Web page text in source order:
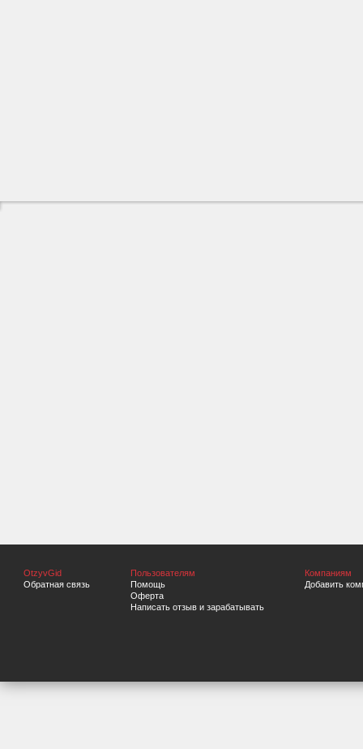
OtzyvGid
Обратная связь
Пользователям
Помощь
Оферта
Написать отзыв и зарабатывать
Компаниям
Добавить